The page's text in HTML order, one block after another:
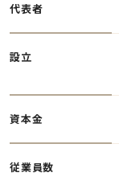
代表者
設立
資本金
従業員数